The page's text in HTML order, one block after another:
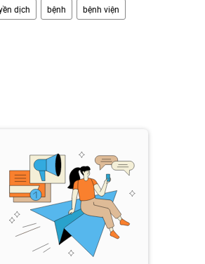
dịch bệnh bệnh viện